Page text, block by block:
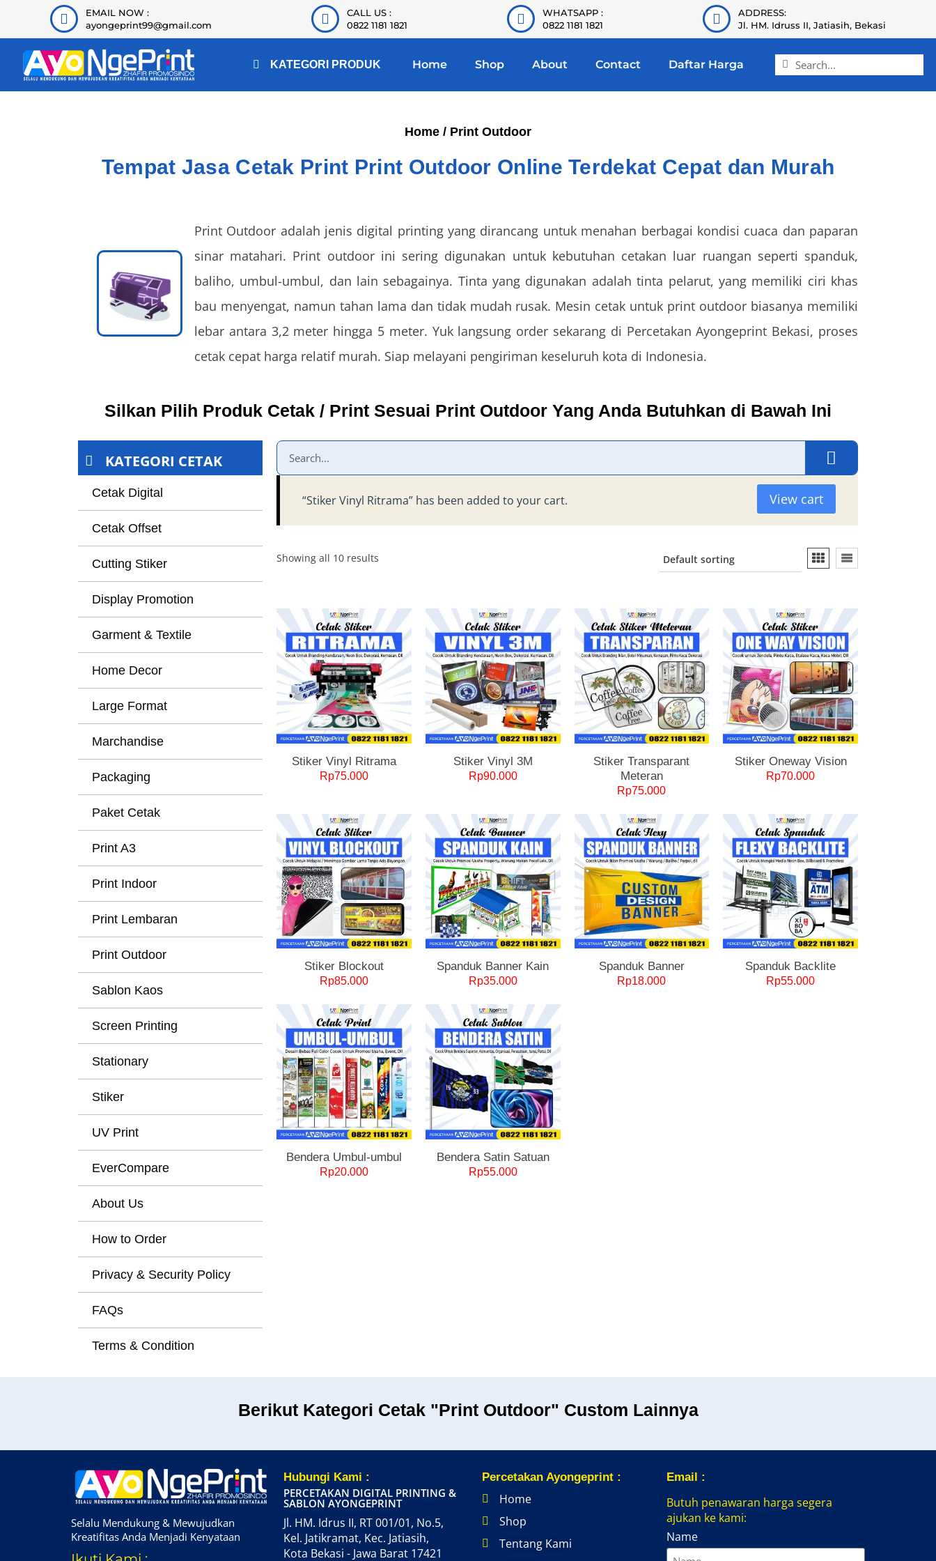
EMAIL NOW :
ayongeprint99@gmail.com
CALL US :
0822 1181 1821
WHATSAPP :
0822 1181 1821
ADDRESS:
Jl. HM. Idruss II, Jatiasih, Bekasi
KATEGORI PRODUK Home Shop About Contact Daftar Harga
Home / Print Outdoor
Tempat Jasa Cetak Print Print Outdoor Online Terdekat Cepat dan Murah
Print Outdoor adalah jenis digital printing yang dirancang untuk menahan berbagai kondisi cuaca dan paparan
sinar matahari. Print outdoor ini sering digunakan untuk kebutuhan cetakan luar ruangan seperti spanduk,
baliho, umbul-umbul, dan lain sebagainya. Tinta yang digunakan adalah tinta pelarut, yang memiliki ciri khas
bau menyengat, namun tahan lama dan tidak mudah rusak. Mesin cetak untuk print outdoor biasanya memiliki
lebar antara 3,2 meter hingga 5 meter. Yuk langsung order sekarang di Percetakan Ayongeprint Bekasi, proses
cetak cepat harga relatif murah. Siap melayani pengiriman keseluruh kota di Indonesia.
Silkan Pilih Produk Cetak / Print Sesuai Print Outdoor Yang Anda Butuhkan di Bawah Ini
KATEGORI CETAK
Cetak Digital
Cetak Offset
Cutting Stiker
Display Promotion
Garment & Textile
Home Decor
Large Format
Marchandise
Packaging
Paket Cetak
Print A3
Print Indoor
Print Lembaran
Print Outdoor
Sablon Kaos
Screen Printing
Stationary
Stiker
UV Print
EverCompare
About Us
How to Order
Privacy & Security Policy
FAQs
Terms & Condition
“Stiker Vinyl Ritrama” has been added to your cart. View cart
Showing all 10 results
Stiker Vinyl Ritrama
Rp75.000
Stiker Vinyl 3M
Rp90.000
Stiker Transparant
Meteran
Rp75.000
Stiker Oneway Vision
Rp70.000
Stiker Blockout
Rp85.000
Spanduk Banner Kain
Rp35.000
Spanduk Banner
Rp18.000
Spanduk Backlite
Rp55.000
Bendera Umbul-umbul
Rp20.000
Bendera Satin Satuan
Rp55.000
Berikut Kategori Cetak "Print Outdoor" Custom Lainnya
Selalu Mendukung & Mewujudkan
Kreatifitas Anda Menjadi Kenyataan
Hubungi Kami :
PERCETAKAN DIGITAL PRINTING &
SABLON AYONGEPRINT
Jl. HM. Idrus II, RT 001/01, No.5,
Kel. Jatikramat, Kec. Jatiasih,
Kota Bekasi - Jawa Barat 17421
Percetakan Ayongeprint :
Home
Shop
Tentang Kami
Email :
Butuh penawaran harga segera
ajukan ke kami:
Name